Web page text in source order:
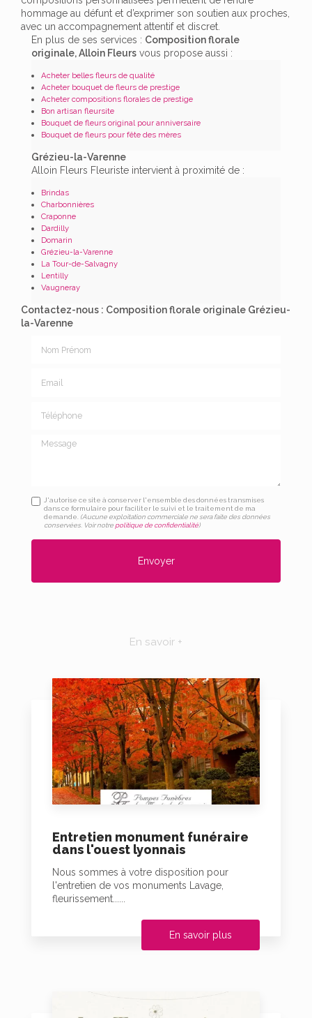
hommage au défunt et d’exprimer son soutien aux proches,
avec un accompagnement attentif et discret.
En plus de ses services : Composition florale
originale, Alloin Fleurs vous propose aussi :
Acheter belles fleurs de qualité
Acheter bouquet de fleurs de prestige
Acheter compositions florales de prestige
Bon artisan fleursite
Bouquet de fleurs original pour anniversaire
Bouquet de fleurs pour fête des mères
Grézieu-la-Varenne
Alloin Fleurs Fleuriste intervient à proximité de :
Brindas
Charbonnières
Craponne
Dardilly
Domarin
Grézieu-la-Varenne
La Tour-de-Salvagny
Lentilly
Vaugneray
Contactez-nous : Composition florale originale Grézieu-
la-Varenne
Message
J'autorise ce site à conserver l'ensemble des données transmises
dans ce formulaire pour faciliter le suivi et le traitement de ma
demande. (Aucune exploitation commerciale ne sera faite des données
conservées. Voir notre politique de confidentialité)
En savoir +
Entretien monument funéraire
dans l'ouest lyonnais
Nous sommes à votre disposition pour
l'entretien de vos monuments Lavage,
fleurissement......
En savoir plus